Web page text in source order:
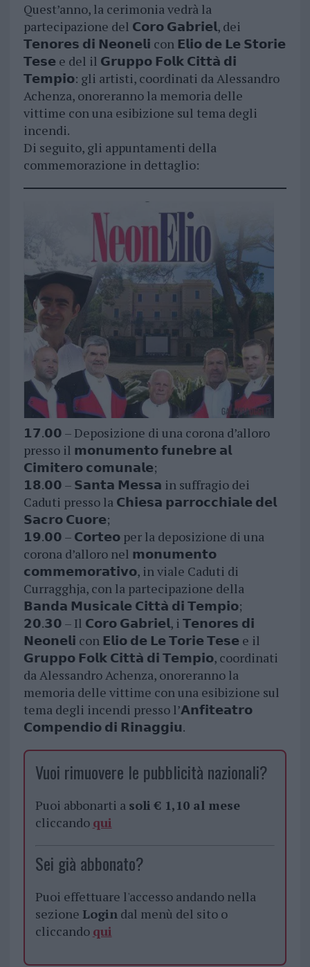
Quest’anno, la cerimonia vedrà la
partecipazione del 𝗖𝗼𝗿𝗼 𝗚𝗮𝗯𝗿𝗶𝗲𝗹, dei
𝗧𝗲𝗻𝗼𝗿𝗲𝘀 𝗱𝗶 𝗡𝗲𝗼𝗻𝗲𝗹𝗶 con 𝗘𝗹𝗶𝗼 𝗱𝗲 𝗟𝗲 𝗦𝘁𝗼𝗿𝗶𝗲
𝗧𝗲𝘀𝗲 e del il 𝗚𝗿𝘂𝗽𝗽𝗼 𝗙𝗼𝗹𝗸 𝗖𝗶𝘁𝘁𝗮̀ 𝗱𝗶
𝗧𝗲𝗺𝗽𝗶𝗼: gli artisti, coordinati da Alessandro
Achenza, onoreranno la memoria delle
vittime con una esibizione sul tema degli
incendi.
Di seguito, gli appuntamenti della
commemorazione in dettaglio:
𝟭𝟳.𝟬𝟬 – Deposizione di una corona d’alloro
presso il 𝗺𝗼𝗻𝘂𝗺𝗲𝗻𝘁𝗼 𝗳𝘂𝗻𝗲𝗯𝗿𝗲 𝗮𝗹
𝗖𝗶𝗺𝗶𝘁𝗲𝗿𝗼 𝗰𝗼𝗺𝘂𝗻𝗮𝗹𝗲;
𝟭𝟴.𝟬𝟬 – 𝗦𝗮𝗻𝘁𝗮 𝗠𝗲𝘀𝘀𝗮 in suffragio dei
Caduti presso la 𝗖𝗵𝗶𝗲𝘀𝗮 𝗽𝗮𝗿𝗿𝗼𝗰𝗰𝗵𝗶𝗮𝗹𝗲 𝗱𝗲𝗹
𝗦𝗮𝗰𝗿𝗼 𝗖𝘂𝗼𝗿𝗲;
𝟭𝟵.𝟬𝟬 – 𝗖𝗼𝗿𝘁𝗲𝗼 per la deposizione di una
corona d’alloro nel 𝗺𝗼𝗻𝘂𝗺𝗲𝗻𝘁𝗼
𝗰𝗼𝗺𝗺𝗲𝗺𝗼𝗿𝗮𝘁𝗶𝘃𝗼, in viale Caduti di
Curragghja, con la partecipazione della
𝗕𝗮𝗻𝗱𝗮 𝗠𝘂𝘀𝗶𝗰𝗮𝗹𝗲 𝗖𝗶𝘁𝘁𝗮̀ 𝗱𝗶 𝗧𝗲𝗺𝗽𝗶𝗼;
𝟮𝟬.𝟯𝟬 – Il 𝗖𝗼𝗿𝗼 𝗚𝗮𝗯𝗿𝗶𝗲𝗹, i 𝗧𝗲𝗻𝗼𝗿𝗲𝘀 𝗱𝗶
𝗡𝗲𝗼𝗻𝗲𝗹𝗶 con 𝗘𝗹𝗶𝗼 𝗱𝗲 𝗟𝗲 𝗧𝗼𝗿𝗶𝗲 𝗧𝗲𝘀𝗲 e il
𝗚𝗿𝘂𝗽𝗽𝗼 𝗙𝗼𝗹𝗸 𝗖𝗶𝘁𝘁𝗮̀ 𝗱𝗶 𝗧𝗲𝗺𝗽𝗶𝗼, coordinati
da Alessandro Achenza, onoreranno la
memoria delle vittime con una esibizione sul
tema degli incendi presso l’𝗔𝗻𝗳𝗶𝘁𝗲𝗮𝘁𝗿𝗼
𝗖𝗼𝗺𝗽𝗲𝗻𝗱𝗶𝗼 𝗱𝗶 𝗥𝗶𝗻𝗮𝗴𝗴𝗶𝘂.
Vuoi rimuovere le pubblicità nazionali?
Puoi abbonarti a soli € 1,10 al mese
cliccando qui
Sei già abbonato?
Puoi effettuare l'accesso andando nella
sezione Logindal menù del sito o
cliccando qui